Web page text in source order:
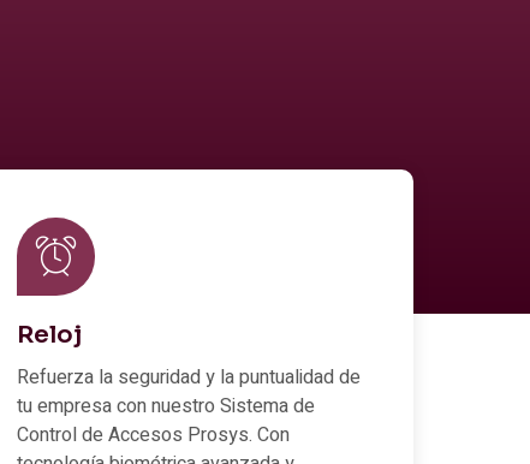
Reloj
Refuerza la seguridad y la puntualidad de
tu empresa con nuestro Sistema de
Control de Accesos Prosys. Con